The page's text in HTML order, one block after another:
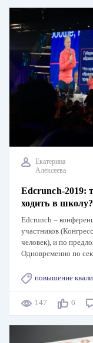
Екатерина
Алексеева
Edcrunch-2019:
ходить в школу?
Edcrunch –
участников
человек), и по
Одновременно по
повышение
147 6